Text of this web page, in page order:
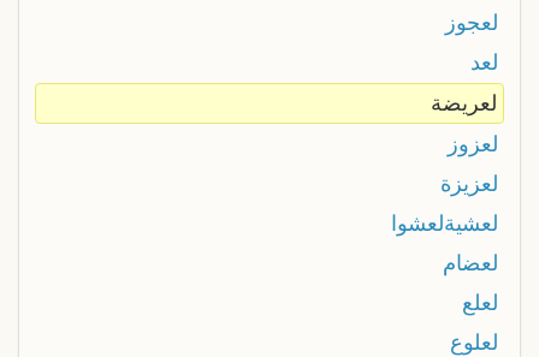
لعجوز
لعد
لعريضة
لعزوز
لعزيزة
لعشيةلعشوا
لعضام
لعلع
لعلوع